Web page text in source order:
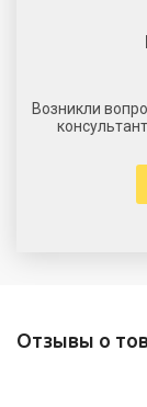
Возникли
Отзывы о